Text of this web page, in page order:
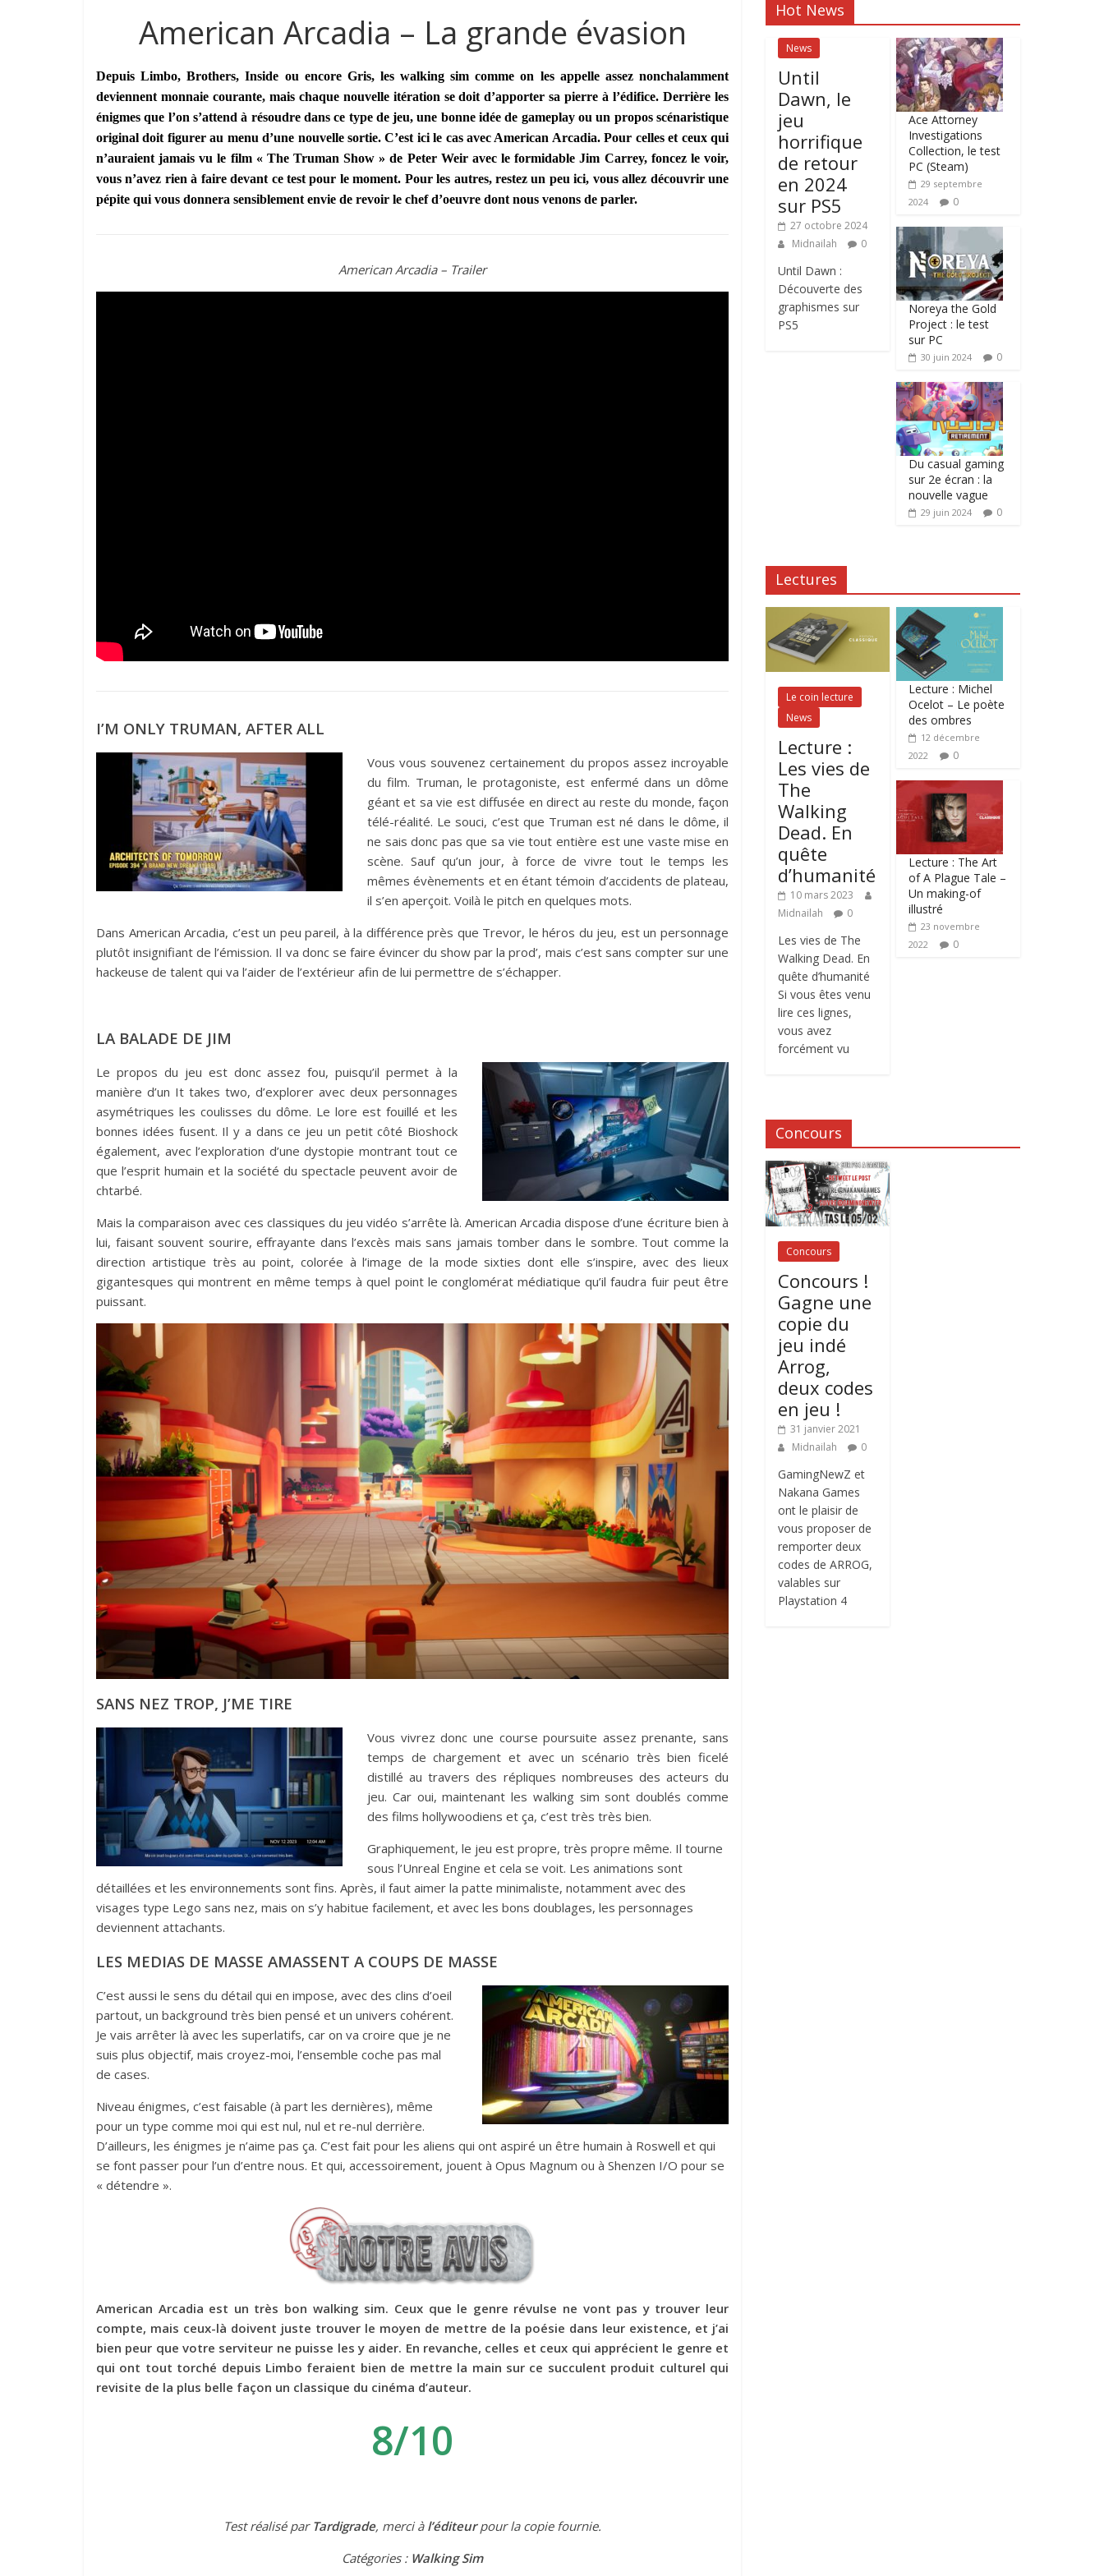
American Arcadia – La grande évasion
Depuis Limbo, Brothers, Inside ou encore Gris, les walking sim comme on les appelle assez nonchalamment
deviennent monnaie courante, mais chaque nouvelle itération se doit d’apporter sa pierre à l’édifice. Derrière les
énigmes que l’on s’attend à résoudre dans ce type de jeu, une bonne idée de gameplay ou un propos scénaristique
original doit figurer au menu d’une nouvelle sortie. C’est ici le cas avec American Arcadia. Pour celles et ceux qui
n’auraient jamais vu le film « The Truman Show » de Peter Weir avec le formidable Jim Carrey, foncez le voir,
vous n’avez rien à faire devant ce test pour le moment. Pour les autres, restez un peu ici, vous allez découvrir une
pépite qui vous donnera sensiblement envie de revoir le chef d’oeuvre dont nous venons de parler.
American Arcadia – Trailer
I’M ONLY TRUMAN, AFTER ALL
Vous vous souvenez certainement du propos assez incroyable
du film. Truman, le protagoniste, est enfermé dans un dôme
géant et sa vie est diffusée en direct au reste du monde, façon
télé-réalité. Le souci, c’est que Truman est né dans le dôme, il
ne sais donc pas que sa vie tout entière est une vaste mise en
scène. Sauf qu’un jour, à force de vivre tout le temps les
mêmes évènements et en étant témoin d’accidents de plateau,
il s’en aperçoit. Voilà le pitch en quelques mots.
Dans American Arcadia, c’est un peu pareil, à la différence près que Trevor, le héros du jeu, est un personnage
plutôt insignifiant de l’émission. Il va donc se faire évincer du show par la prod’, mais c’est sans compter sur une
hackeuse de talent qui va l’aider de l’extérieur afin de lui permettre de s’échapper.
LA BALADE DE JIM
Le propos du jeu est donc assez fou, puisqu’il permet à la
manière d’un It takes two, d’explorer avec deux personnages
asymétriques les coulisses du dôme. Le lore est fouillé et les
bonnes idées fusent. Il y a dans ce jeu un petit côté Bioshock
également, avec l’exploration d’une dystopie montrant tout ce
que l’esprit humain et la société du spectacle peuvent avoir de
chtarbé.
Mais la comparaison avec ces classiques du jeu vidéo s’arrête là. American Arcadia dispose d’une écriture bien à
lui, faisant souvent sourire, effrayante dans l’excès mais sans jamais tomber dans le sombre. Tout comme la
direction artistique très au point, colorée à l’image de la mode sixties dont elle s’inspire, avec des lieux
gigantesques qui montrent en même temps à quel point le conglomérat médiatique qu’il faudra fuir peut être
puissant.
SANS NEZ TROP, J’ME TIRE
Vous vivrez donc une course poursuite assez prenante, sans
temps de chargement et avec un scénario très bien ficelé
distillé au travers des répliques nombreuses des acteurs du
jeu. Car oui, maintenant les walking sim sont doublés comme
des films hollywoodiens et ça, c’est très très bien.
Graphiquement, le jeu est propre, très propre même. Il tourne
sous l’Unreal Engine et cela se voit. Les animations sont
détaillées et les environnements sont fins. Après, il faut aimer la patte minimaliste, notamment avec des
visages type Lego sans nez, mais on s’y habitue facilement, et avec les bons doublages, les personnages
deviennent attachants.
LES MEDIAS DE MASSE AMASSENT A COUPS DE MASSE
C’est aussi le sens du détail qui en impose, avec des clins d’oeil
partout, un background très bien pensé et un univers cohérent.
Je vais arrêter là avec les superlatifs, car on va croire que je ne
suis plus objectif, mais croyez-moi, l’ensemble coche pas mal
de cases.
Niveau énigmes, c’est faisable (à part les dernières), même
pour un type comme moi qui est nul, nul et re-nul derrière.
D’ailleurs, les énigmes je n’aime pas ça. C’est fait pour les aliens qui ont aspiré un être humain à Roswell et qui
se font passer pour l’un d’entre nous. Et qui, accessoirement, jouent à Opus Magnum ou à Shenzen I/O pour se
« détendre ».
American Arcadia est un très bon walking sim. Ceux que le genre révulse ne vont pas y trouver leur
compte, mais ceux-là doivent juste trouver le moyen de mettre de la poésie dans leur existence, et j’ai
bien peur que votre serviteur ne puisse les y aider. En revanche, celles et ceux qui apprécient le genre et
qui ont tout torché depuis Limbo feraient bien de mettre la main sur ce succulent produit culturel qui
revisite de la plus belle façon un classique du cinéma d’auteur.
8/10
Test réalisé par Tardigrade, merci à l’éditeurpour la copie fournie.
Catégories : Walking Sim
Hot News
News
Until
Dawn, le
jeu
horrifique
de retour
en 2024
sur PS5
27 octobre 2024
Midnailah
0
Until Dawn :
Découverte des
graphismes sur
PS5
Ace Attorney
Investigations
Collection, le test
PC (Steam)
29 septembre
2024
0
Noreya the Gold
Project : le test
sur PC
30 juin 2024 0
Du casual gaming
sur 2e écran : la
nouvelle vague
29 juin 2024 0
Lectures
Le coin lecture
News
Lecture :
Les vies de
The
Walking
Dead. En
quête
d’humanité
10 mars 2023
Midnailah
0
Les vies de The
Walking Dead. En
quête d’humanité
Si vous êtes venu
lire ces lignes,
vous avez
forcément vu
Lecture : Michel
Ocelot – Le poète
des ombres
12 décembre
2022
0
Lecture : The Art
of A Plague Tale –
Un making-of
illustré
23 novembre
2022
0
Concours
Concours
Concours !
Gagne une
copie du
jeu indé
Arrog,
deux codes
en jeu !
31 janvier 2021
Midnailah
0
GamingNewZ et
Nakana Games
ont le plaisir de
vous proposer de
remporter deux
codes de ARROG,
valables sur
Playstation 4